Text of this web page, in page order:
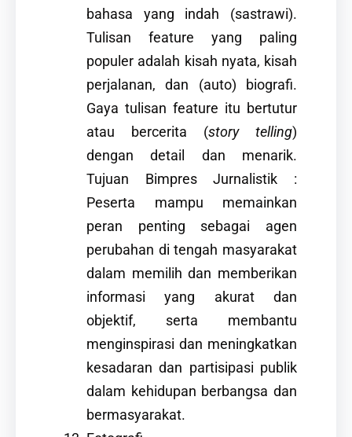
bahasa yang indah (sastrawi).
Tulisan feature yang paling
populer adalah kisah nyata, kisah
perjalanan, dan (auto) biografi.
Gaya tulisan feature itu bertutur
atau bercerita (story telling)
dengan detail dan menarik.
Tujuan Bimpres Jurnalistik :
Peserta mampu memainkan
peran penting sebagai agen
perubahan di tengah masyarakat
dalam memilih dan memberikan
informasi yang akurat dan
objektif, serta membantu
menginspirasi dan meningkatkan
kesadaran dan partisipasi publik
dalam kehidupan berbangsa dan
bermasyarakat.